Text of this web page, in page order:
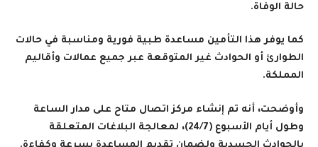
حالة الوفاة.
كما يوفر هذا التأمين مساعدة طبية فورية ومناسبة في حالات
الطوارئ أو الحوادث غير المتوقعة عبر جميع عمالات وأقاليم
المملكة.
وأوضحت، أنه تم إنشاء مركز اتصال متاح على مدار الساعة
وطول أيام الأسبوع (24/7)، لمعالجة البلاغات المتعلقة